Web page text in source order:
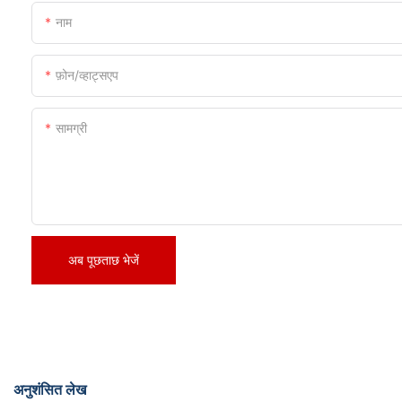
नाम
फ़ोन/व्हाट्सएप
सामग्री
अब पूछताछ भेजें
अनुशंसित लेख